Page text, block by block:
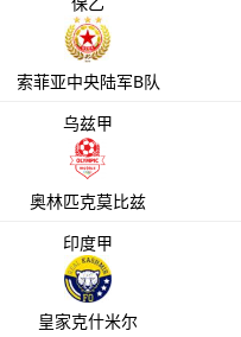
索菲亚中央陆军B队
乌兹甲
奥林匹克莫比兹
印度甲
皇家克什米尔